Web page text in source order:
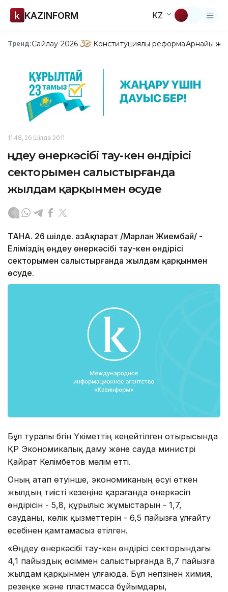
KAZINFORM KZ
Тренд:Сайлау-2026 Конституциялық реформаАрнайы
11:48, 26 Шілде 2011
Өңдеу өнеркәсібі тау-кен өндірісі
секторымен салыстырғанда
жылдам қарқынмен өсуде
ТАНА. 26 шілде. ҚазАқпарат /Марлан Жиембай/ -
Еліміздің өңдеу өнеркәсібі тау-кен өндірісі
секторымен салыстырғанда жылдам қарқынмен
өсуде.
Бұл туралы бүгін Үкіметтің кеңейтілген отырысында
ҚР Экономикалық даму және сауда министрі
Қайрат Келімбетов мәлім етті.
Оның атап өтуінше, экономиканың өсуі өткен
жылдың тиісті кезеңіне қарағанда өнеркәсіп
өндірісін - 5,8, құрылыс жұмыстарын - 1,7,
сауданы, көлік қызметтерін - 6,5 пайызға ұлғайту
есебінен қамтамасыз етілген.
«Өңдеу өнеркәсібі тау-кен өндірісі секторындағы
4,1 пайыздық өсіммен салыстырғанда 8,7 пайызға
жылдам қарқынмен ұлғаюда. Бұл негізінен химия,
резеңке және пластмасса бұйымдары,